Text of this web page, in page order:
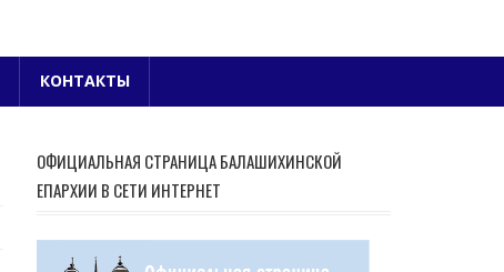
КОНТАКТЫ
ОФИЦИАЛЬНАЯ СТРАНИЦА БАЛАШИХИНСКОЙ
ЕПАРХИИ В СЕТИ ИНТЕРНЕТ